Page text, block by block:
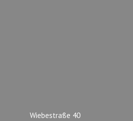
Wiebestraße 40